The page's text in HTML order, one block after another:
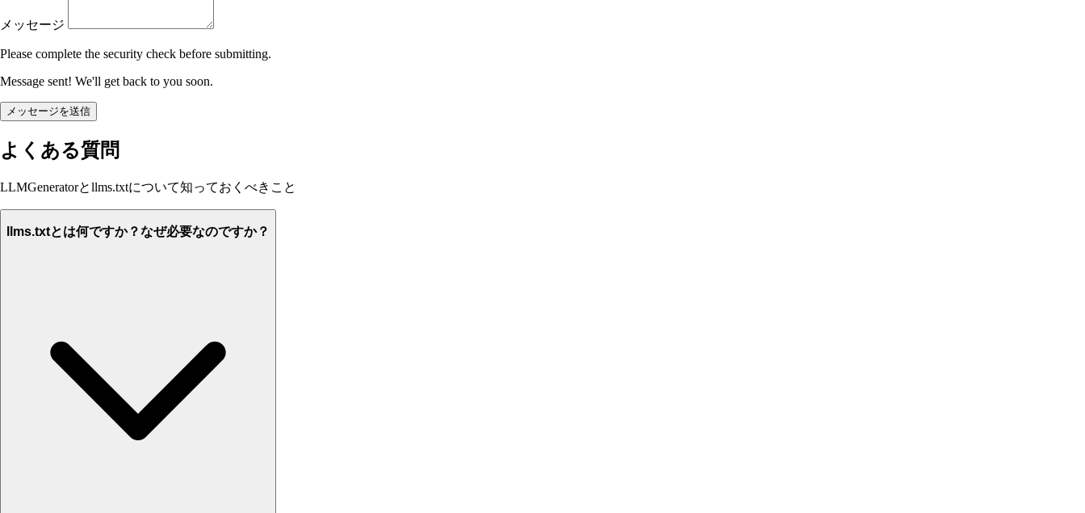
メッセージ
Please complete the security check before submitting.
Message sent! We'll get back to you soon.
メッセージを送信
よくある質問
LLMGeneratorとllms.txtについて知っておくべきこと
llms.txtとは何ですか？なぜ必要なのですか？